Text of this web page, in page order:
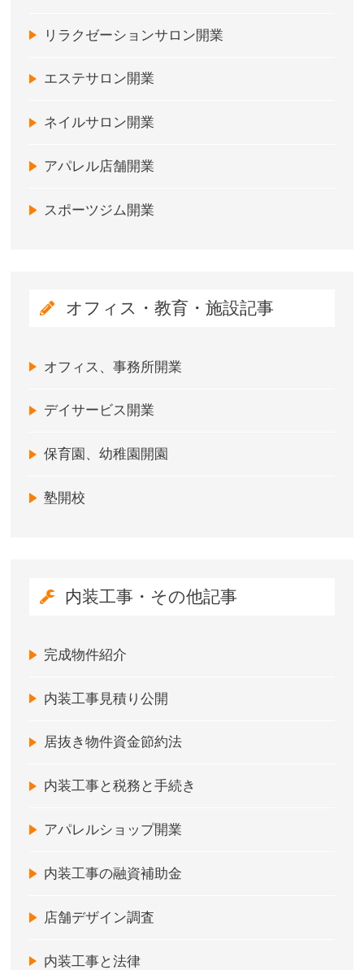
リラクゼーションサロン開業
エステサロン開業
ネイルサロン開業
アパレル店舗開業
スポーツジム開業
オフィス・教育・施設記事
オフィス、事務所開業
デイサービス開業
保育園、幼稚園開園
塾開校
内装工事・その他記事
完成物件紹介
内装工事見積り公開
居抜き物件資金節約法
内装工事と税務と手続き
アパレルショップ開業
内装工事の融資補助金
店舗デザイン調査
内装工事と法律